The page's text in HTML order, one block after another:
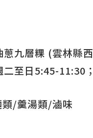
九層粿 (雲林縣
至日5:45-11:30
/羹湯類/滷味